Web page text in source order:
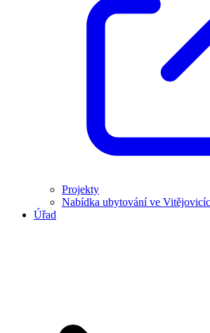
Projekty
Nabídka ubytování ve
Úřad